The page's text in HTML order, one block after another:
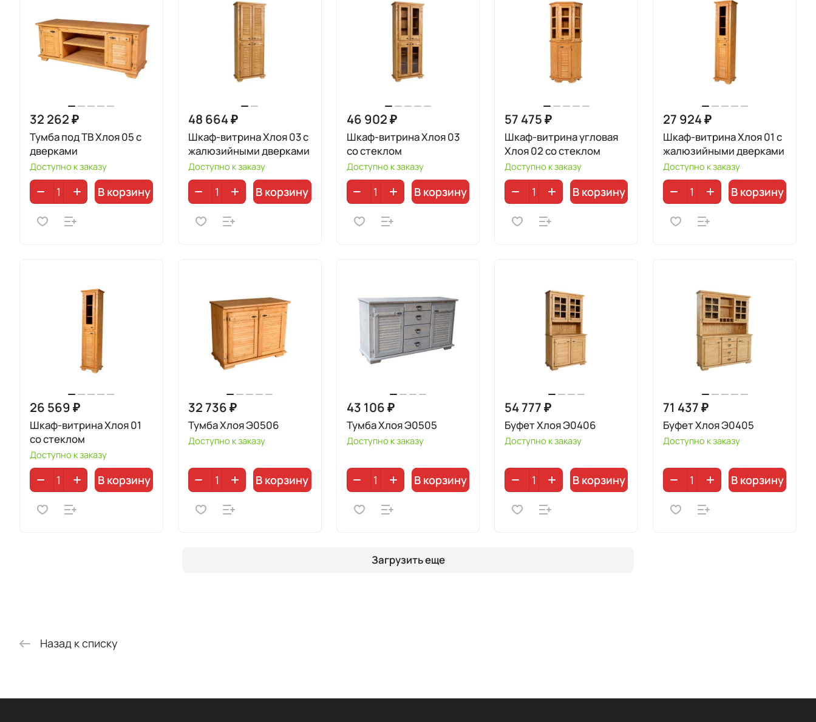
32 262 ₽
Тумба под ТВ Хлоя 05 с
дверками
Доступно к заказу
В корзину
48 664 ₽
Шкаф-витрина Хлоя 03 с
жалюзийными дверками
Доступно к заказу
В корзину
46 902 ₽
Шкаф-витрина Хлоя 03
со стеклом
Доступно к заказу
В корзину
57 475 ₽
Шкаф-витрина угловая
Хлоя 02 со стеклом
Доступно к заказу
В корзину
27 924 ₽
Шкаф-витрина Хлоя 01 с
жалюзийными дверками
Доступно к заказу
В корзину
26 569 ₽
Шкаф-витрина Хлоя 01
со стеклом
Доступно к заказу
В корзину
32 736 ₽
Тумба Хлоя Э0506
Доступно к заказу
В корзину
43 106 ₽
Тумба Хлоя Э0505
Доступно к заказу
В корзину
54 777 ₽
Буфет Хлоя Э0406
Доступно к заказу
В корзину
71 437 ₽
Буфет Хлоя Э0405
Доступно к заказу
В корзину
Загрузить еще
Назад к списку